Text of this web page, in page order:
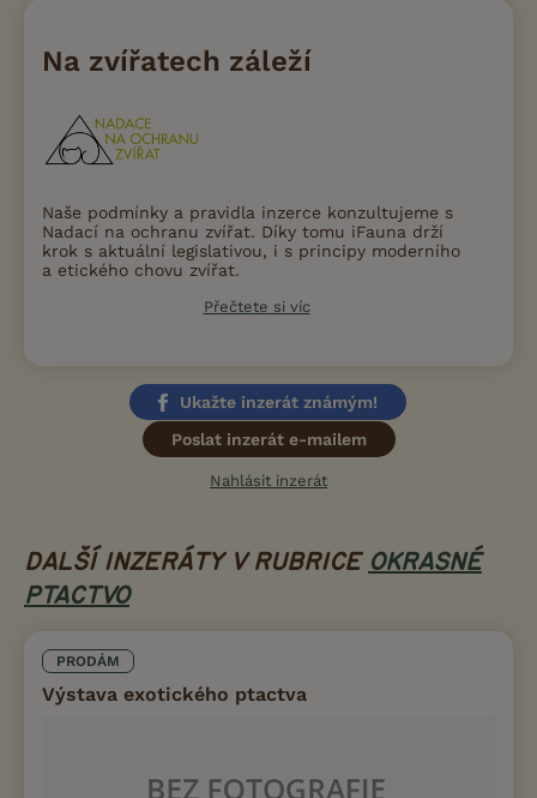
Na zvířatech záleží
Naše podmínky a pravidla inzerce konzultujeme s
Nadací na ochranu zvířat. Díky tomu iFauna drží
krok s aktuální legislativou, i s principy moderního
a etického chovu zvířat.
Přečtete si víc
Ukažte inzerát známým!
Poslat inzerát e-mailem
Nahlásit inzerát
DALŠÍ INZERÁTY V RUBRICE OKRASNÉ
PTACTVO
PRODÁM
Výstava exotického ptactva